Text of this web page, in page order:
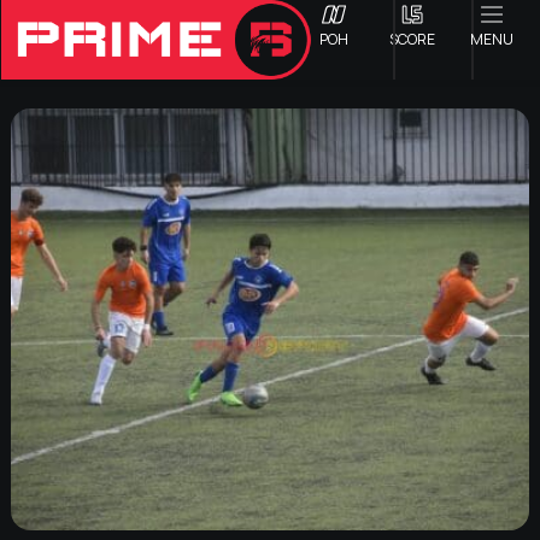
ΡΟΗ SCORE MENU
ΟΦΗ
Γ ΕΘΝΙΚΗ
Α1 ΕΠΣΗ
Α2 ΕΠΣΗ
Β1 ΕΠΣΗ
Β2 ΕΠΣΗ